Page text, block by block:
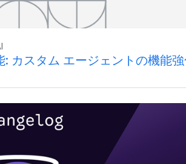
: カスタム エージェントの機能